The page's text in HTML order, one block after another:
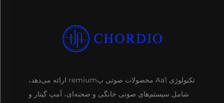
تکنولوژی Aa1 محصولات صوتی پremium ارائه می‌دهد،
شامل سیستم‌های صوتی خانگی و صحنه‌ای، آمپ گیتار و